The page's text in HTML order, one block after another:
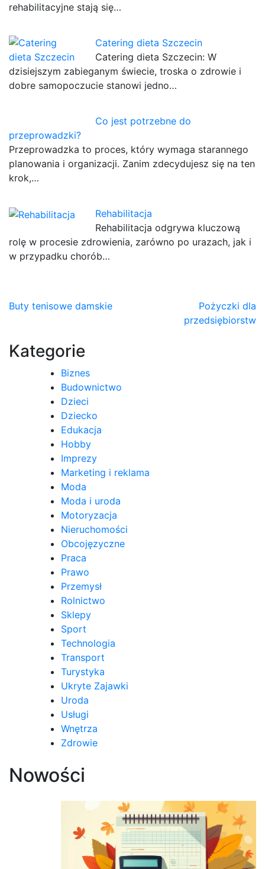
rehabilitacyjne stają się…
Catering dieta Szczecin
Catering dieta Szczecin: W
dzisiejszym zabieganym świecie, troska o zdrowie i
dobre samopoczucie stanowi jedno…
Co jest potrzebne do
przeprowadzki?
Przeprowadzka to proces, który wymaga starannego
planowania i organizacji. Zanim zdecydujesz się na ten
krok,…
Rehabilitacja
Rehabilitacja odgrywa kluczową
rolę w procesie zdrowienia, zarówno po urazach, jak i
w przypadku chorób…
Nawigacja
Buty tenisowe damskie
Pożyczki dla
przedsiębiorstw
Kategorie
Biznes
Budownictwo
Dzieci
Dziecko
Edukacja
Hobby
Imprezy
Marketing i reklama
Moda
Moda i uroda
Motoryzacja
Nieruchomości
Obcojęzyczne
Praca
Prawo
Przemysł
Rolnictwo
Sklepy
Sport
Technologia
Transport
Turystyka
Ukryte Zajawki
Uroda
Usługi
Wnętrza
Zdrowie
Nowości